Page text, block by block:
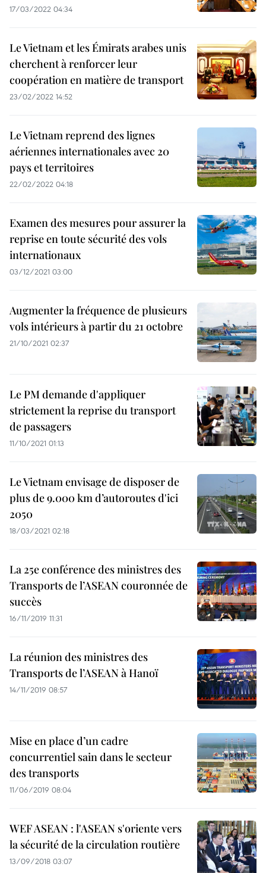
17/03/2022 04:34
Le Vietnam et les Émirats arabes unis
cherchent à renforcer leur
coopération en matière de transport
23/02/2022 14:52
Le Vietnam reprend des lignes
aériennes internationales avec 20
pays et territoires
22/02/2022 04:18
Examen des mesures pour assurer la
reprise en toute sécurité des vols
internationaux
03/12/2021 03:00
Augmenter la fréquence de plusieurs
vols intérieurs à partir du 21 octobre
21/10/2021 02:37
Le PM demande d'appliquer
strictement la reprise du transport
de passagers
11/10/2021 01:13
Le Vietnam envisage de disposer de
plus de 9.000 km d’autoroutes d'ici
2050
18/03/2021 02:18
La 25e conférence des ministres des
Transports de l’ASEAN couronnée de
succès
16/11/2019 11:31
La réunion des ministres des
Transports de l’ASEAN à Hanoï
14/11/2019 08:57
Mise en place d’un cadre
concurrentiel sain dans le secteur
des transports
11/06/2019 08:04
WEF ASEAN : l'ASEAN s'oriente vers
la sécurité de la circulation routière
13/09/2018 03:07